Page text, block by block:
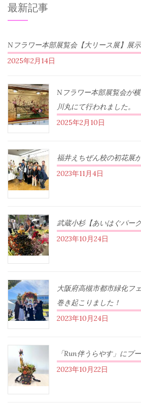
最新記事
Nフラワー本部展覧会【大リース展】展
2025年2月14日
Nフラワー本部展覧会が
川丸にて行われました。
2025年2月10日
福井えちぜん校の初花展
2023年11月4日
武蔵小杉【あいはぐパー
2023年10月24日
大阪府高槻市都市緑化フ
巻き起こりました！
2023年10月24日
「Run伴うらやす」にブ
2023年10月22日